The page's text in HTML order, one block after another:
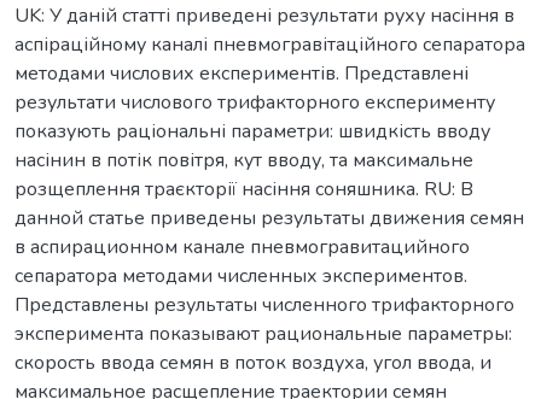
UK: У даній статті приведені результати руху насіння в
аспіраційному каналі пневмогравітаційного сепаратора
методами числових експериментів. Представлені
результати числового трифакторного експерименту
показують раціональні параметри: швидкість вводу
насінин в потік повітря, кут вводу, та максимальне
розщеплення траєкторії насіння соняшника. RU: В
данной статье приведены результаты движения семян
в аспирационном канале пневмогравитацийного
сепаратора методами численных экспериментов.
Представлены результаты численного трифакторного
эксперимента показывают рациональные параметры:
скорость ввода семян в поток воздуха, угол ввода, и
максимальное расщепление траектории семян